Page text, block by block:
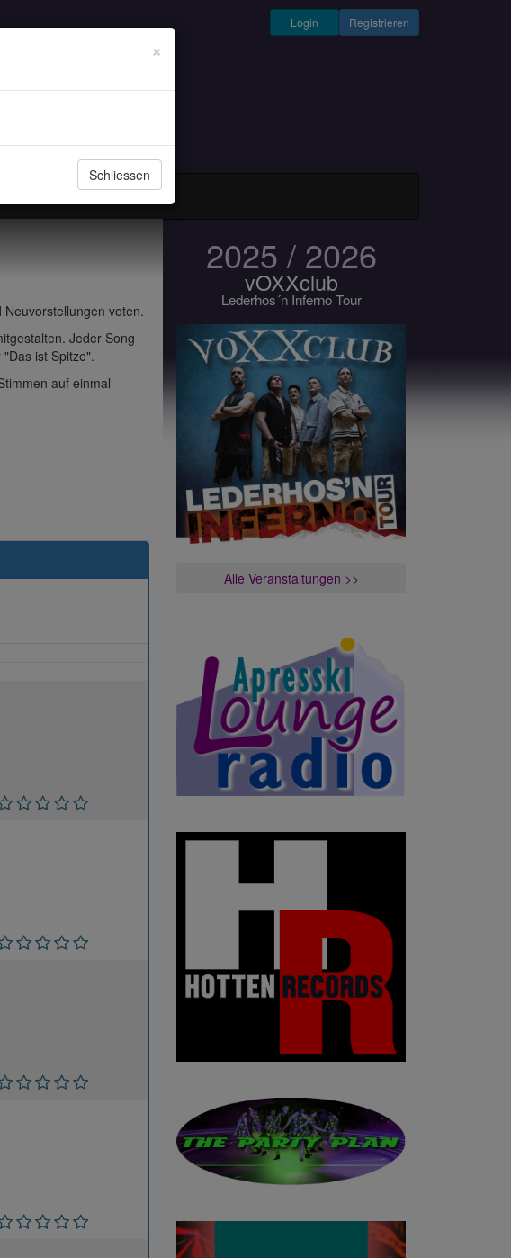
Registrieren
Login
voten.
Jeder Song
ist Spitze".
auf einmal
×
Schliessen
2025 / 2026
vOXXclub
Lederhos´n Inferno Tour
Alle Veranstaltungen >>